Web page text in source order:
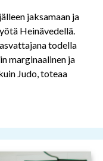
jaksamaan ja
Heinävedellä.
todella
marginaalinen ja
Judo, toteaa